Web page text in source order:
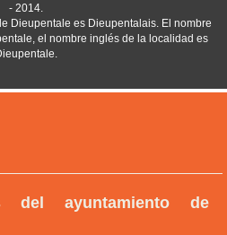
del ayuntamiento de
- 2014.
Dieupentale es Dieupentalais. El nombre
el nombre inglés de la localidad es